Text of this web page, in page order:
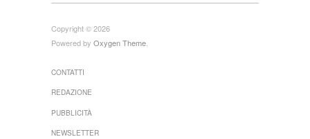
Copyright © 2026
Powered by Oxygen Theme
CONTATTI
REDAZIONE
PUBBLICITÀ
NEWSLETTER